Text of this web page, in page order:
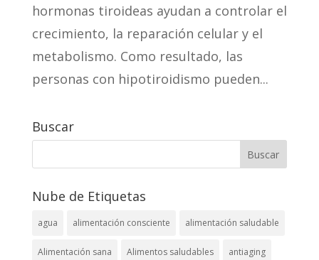
hormonas tiroideas ayudan a controlar el
crecimiento, la reparación celular y el
metabolismo. Como resultado, las
personas con hipotiroidismo pueden...
Buscar
Nube de Etiquetas
agua alimentación consciente alimentación saludable
Alimentación sana Alimentos saludables antiaging